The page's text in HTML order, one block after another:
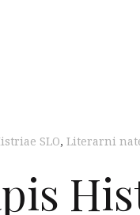
SLO, Literarni